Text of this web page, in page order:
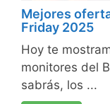
Mejores
Friday 2025
Hoy te
monitores del
sabrás, los ...